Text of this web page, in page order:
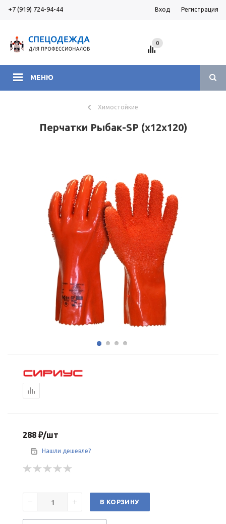
+7 (919) 724-94-44 Вход Регистрация
МЕНЮ
0
Химостойкие
Перчатки Рыбак-SP (х12х120)
288 ₽/шт
Нашли дешевле?
В КОРЗИНУ